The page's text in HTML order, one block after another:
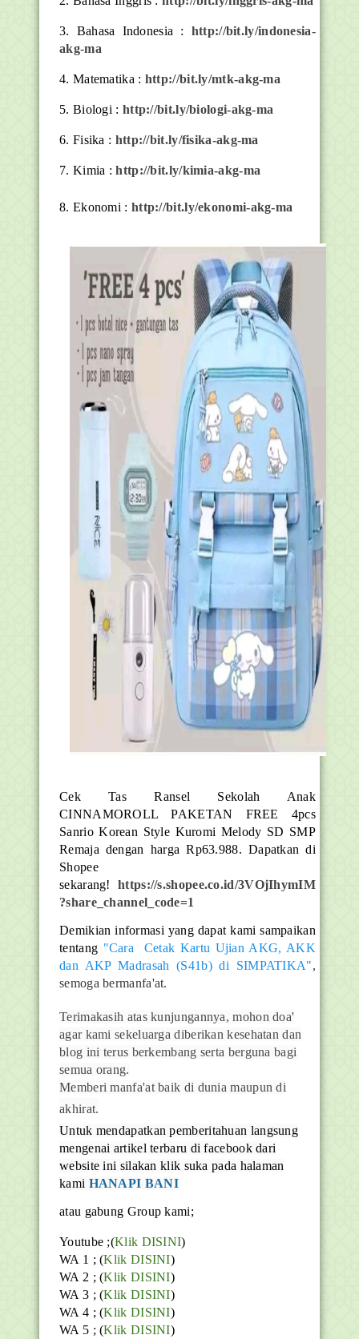
3. Bahasa Indonesia : http://bit.ly/indonesia-
akg-ma
4. Matematika : http://bit.ly/mtk-akg-ma
5. Biologi : http://bit.ly/biologi-akg-ma
6. Fisika : http://bit.ly/fisika-akg-ma
7. Kimia :http://bit.ly/kimia-akg-ma
8. Ekonomi : http://bit.ly/ekonomi-akg-ma
Cek Tas Ransel Sekolah Anak
CINNAMOROLL PAKETAN FREE 4pcs
Sanrio Korean Style Kuromi Melody SD SMP
Remaja dengan harga Rp63.988. Dapatkan di
Shopee
sekarang!https://s.shopee.co.id/3VOjIhymIM
?share_channel_code=1
Demikian informasi yang dapat kami sampaikan
tentang "Cara Cetak Kartu Ujian AKG, AKK
dan AKP Madrasah (S41b) di SIMPATIKA",
semoga bermanfa'at.
Terimakasih atas kunjungannya, mohon doa'
agar kami sekeluarga diberikan kesehatan dan
blog ini terus berkembang serta berguna bagi
semua orang.
Memberi manfa'at baik di dunia maupun di
akhirat.
Untuk mendapatkan pemberitahuan langsung
mengenai artikel terbaru di facebook dari
website ini silakan klik suka pada halaman
kami HANAPI BANI
atau gabung Group kami;
Youtube ;(Klik DISINI)
WA 1 ; (Klik DISINI)
WA 2 ; (Klik DISINI)
WA 3 ; (Klik DISINI)
WA 4 ; (Klik DISINI)
WA 5 ; (Klik DISINI)